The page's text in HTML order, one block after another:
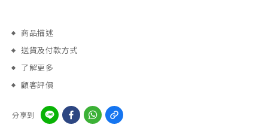
商品描述
送貨及付款方式
了解更多
顧客評價
分享到